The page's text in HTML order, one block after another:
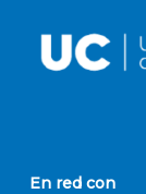
En red con